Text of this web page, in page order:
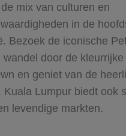
mix van culturen en
in de
Bezoek de iconische
wandel door de
en geniet van de
Kuala Lumpur biedt ook
levendige markten.